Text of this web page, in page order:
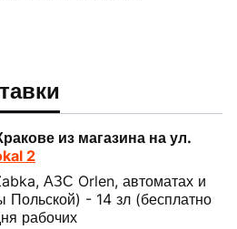
из магазина на ул.
2
АЗС Orlen, автоматах и
Польской) - 14 зл (бесплатно
рабочих